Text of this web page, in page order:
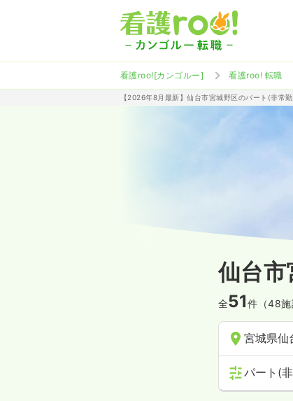
看護roo![カンゴルー] 看護roo! 転職
【2026年8月最新】仙台市宮城野区のパート(非常
仙台
全51件（48施
宮城県仙
パート(